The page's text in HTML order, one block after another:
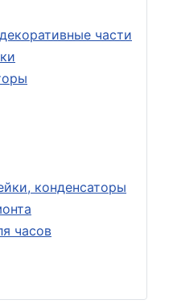
части
конденсаторы
часов